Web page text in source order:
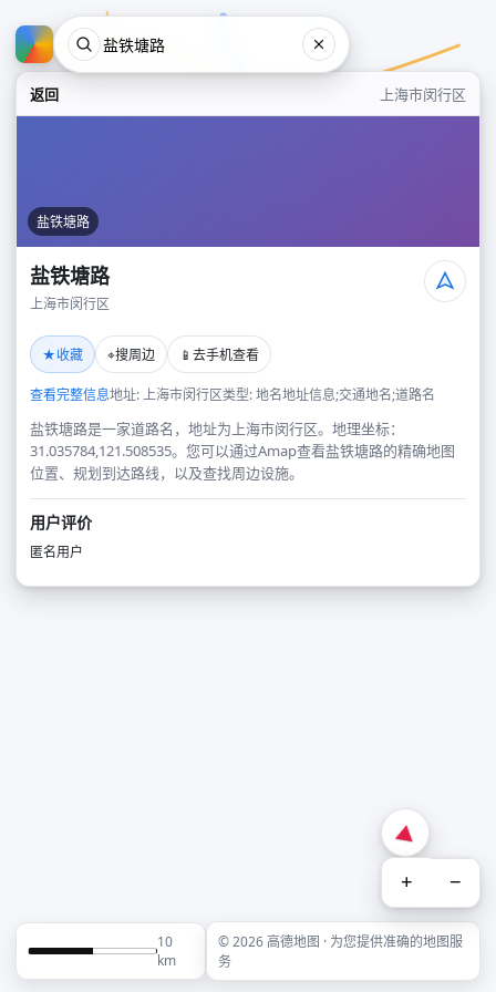
返回 上海市闵行区
盐铁塘路
盐铁塘路
上海市闵行区
★收藏 ⌖搜周边 📱 去手机查看
查看完整信息地址: 上海市闵行区类型: 地名地址信息;交通地名;道路名
盐铁塘路是一家道路名，地址为上海市闵行区。地理坐标：
31.035784,121.508535。您可以通过Amap查看盐铁塘路的精确地图
位置、规划到达路线，以及查找周边设施。
用户评价
匿名用户
+ −
10
km
© 2026 高德地图 · 为您提供准确的地图服
务